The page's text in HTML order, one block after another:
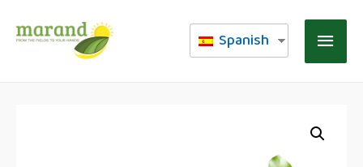
Spanish